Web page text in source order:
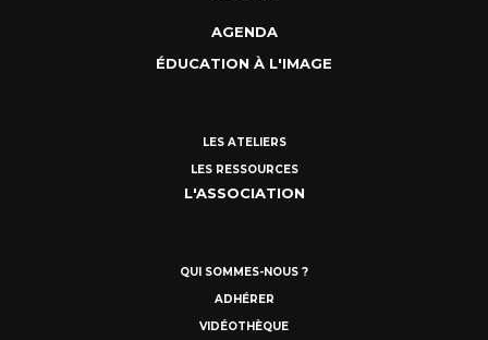
AGENDA
ÉDUCATION À L'IMAGE
LES ATELIERS
LES RESSOURCES
L'ASSOCIATION
QUI SOMMES-NOUS ?
ADHÉRER
VIDÉOTHÈQUE